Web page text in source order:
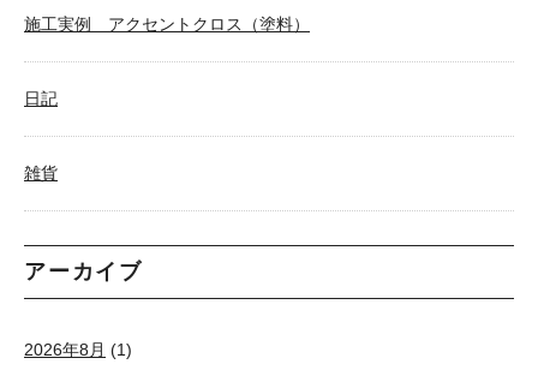
施工実例 アクセントクロス（塗料）
日記
雑貨
アーカイブ
2026年8月 (1)